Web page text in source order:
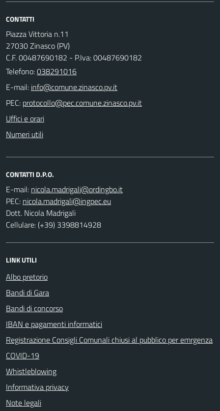
CONTATTI
Piazza Vittoria n.11
27030 Zinasco (PV)
C.F. 00487690182 - P.Iva: 00487690182
Telefono:038291016
E-mail:
PEC:
Uffici e orari
Numeri utili
CONTATTI D.P.O.
E-mail:
PEC:
Dott. Nicola Madrigali
Cellulare: (+39) 3398814928
LINK UTILI
Albo pretorio
Bandi di Gara
Bandi di concorso
IBAN e pagamenti informatici
Registrazione Consigli Comunali chiusi al pubblico per emrgenza
COVID-19
Whistleblowing
Informativa privacy
Note legali